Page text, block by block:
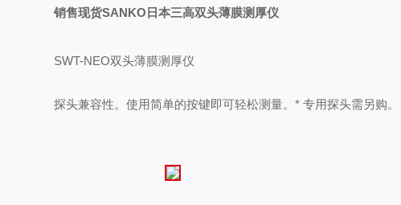
销售现货SANKO日本三高双头薄膜测厚仪
SWT-NEO双头薄膜测厚仪
探头兼容性。使用简单的按键即可轻松测量。* 专用探头需另购